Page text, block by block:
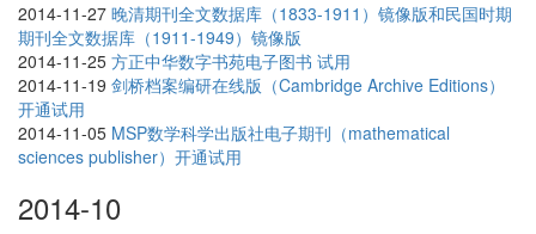
2014-11-27 晚清期刊全文数据库（1833-1911）镜像版和民国时期
期刊全文数据库（1911-1949）镜像版
2014-11-25 方正中华数字书苑电子图书 试用
2014-11-19 剑桥档案编研在线版（Cambridge Archive Editions）
开通试用
2014-11-05 MSP数学科学出版社电子期刊（mathematical
sciences publisher）开通试用
2014-10